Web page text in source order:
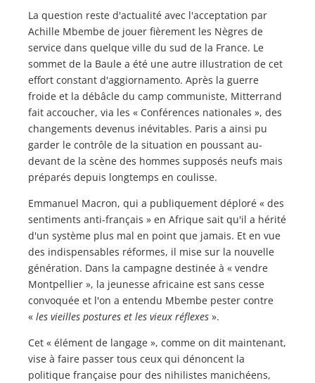
La question reste d'actualité avec l'acceptation par
Achille Mbembe de jouer fièrement les Nègres de
service dans quelque ville du sud de la France. Le
sommet de la Baule a été une autre illustration de cet
effort constant d'aggiornamento. Après la guerre
froide et la débâcle du camp communiste, Mitterrand
fait accoucher, via les « Conférences nationales », des
changements devenus inévitables. Paris a ainsi pu
garder le contrôle de la situation en poussant au-
devant de la scène des hommes supposés neufs mais
préparés depuis longtemps en coulisse.
Emmanuel Macron, qui a publiquement déploré « des
sentiments anti-français » en Afrique sait qu'il a hérité
d'un système plus mal en point que jamais. Et en vue
des indispensables réformes, il mise sur la nouvelle
génération. Dans la campagne destinée à « vendre
Montpellier », la jeunesse africaine est sans cesse
convoquée et l'on a entendu Mbembe pester contre
« les vieilles postures et les vieux réflexes ».
Cet « élément de langage », comme on dit maintenant,
vise à faire passer tous ceux qui dénoncent la
politique française pour des nihilistes manichéens,